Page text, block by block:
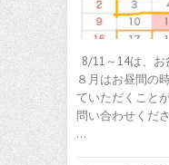
8/11～14は、
８月はお昼間の
ていただくこと
問い合わせくだ
…